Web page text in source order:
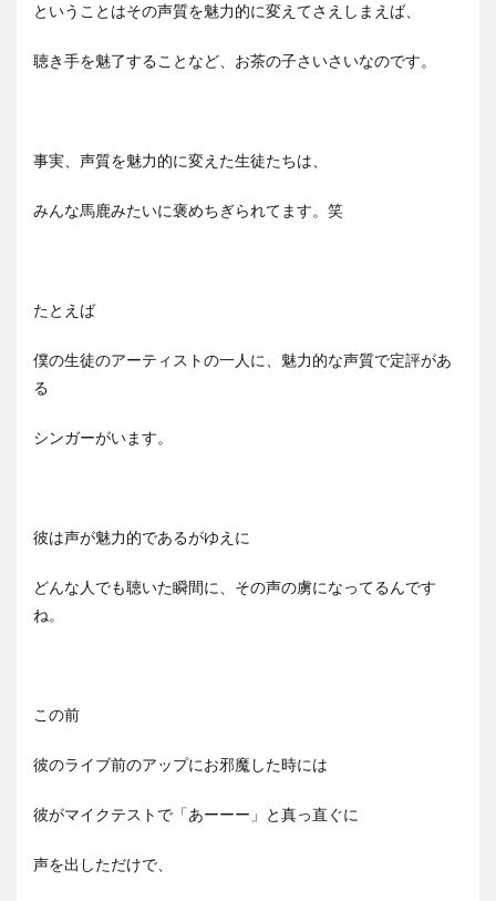
ということはその声質を魅力的に変えてさえしまえば、
聴き手を魅了することなど、お茶の子さいさいなのです。
事実、声質を魅力的に変えた生徒たちは、
みんな馬鹿みたいに褒めちぎられてます。笑
たとえば
僕の生徒のアーティストの一人に、魅力的な声質で定評があ
る
シンガーがいます。
彼は声が魅力的であるがゆえに
どんな人でも聴いた瞬間に、その声の虜になってるんです
ね。
この前
彼のライブ前のアップにお邪魔した時には
彼がマイクテストで「あーーー」と真っ直ぐに
声を出しただけで、